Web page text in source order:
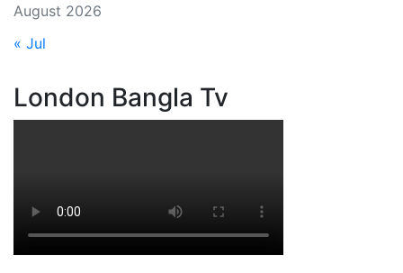
August 2026
« Jul
London Bangla Tv